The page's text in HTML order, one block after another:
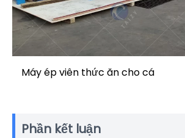
Máy ép viên thức ăn cho cá
Phần kết luận